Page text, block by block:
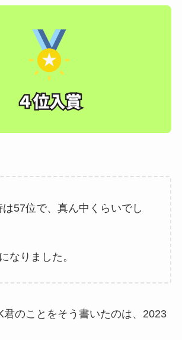
57位で、真ん中くらいでし
なりました。
君のことをそう書いたのは、2023